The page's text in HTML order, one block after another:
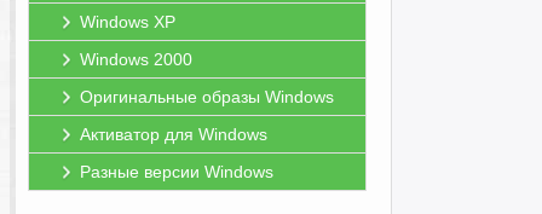
Windows XP
Windows 2000
Оригинальные образы Windows
Активатор для Windows
Разные версии Windows